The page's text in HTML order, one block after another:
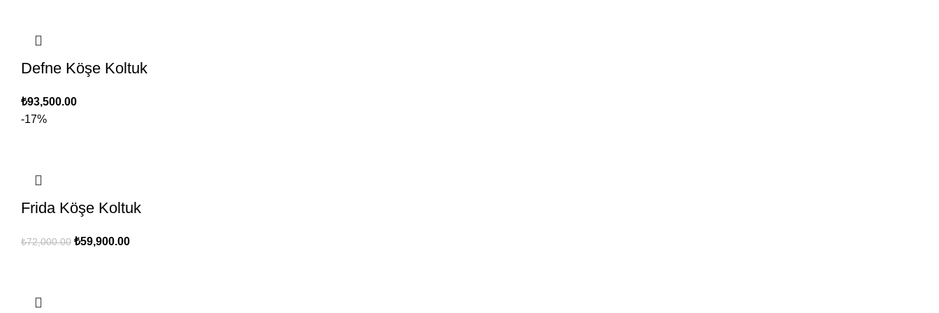
Defne Köşe Koltuk
₺93,500.00
-17%
Frida Köşe Koltuk
₺72,000.00 Orijinal
₺59,900.00Şu